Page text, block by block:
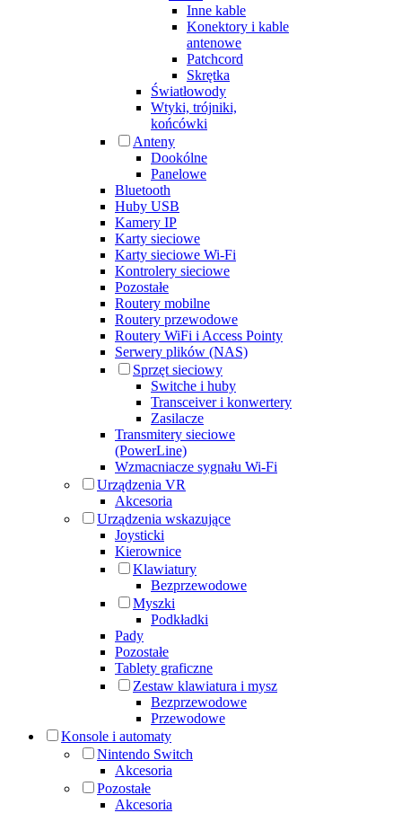
Inne kable
Konektory i kable
antenowe
Patchcord
Skrętka
Światłowody
Wtyki, trójniki,
końcówki
Anteny
Dookólne
Panelowe
Bluetooth
Huby USB
Kamery IP
Karty sieciowe
Karty sieciowe Wi-Fi
Kontrolery sieciowe
Pozostałe
Routery mobilne
Routery przewodowe
Routery WiFi i Access Pointy
Serwery plików (NAS)
Sprzęt sieciowy
Switche i huby
Transceiver i konwertery
Zasilacze
Transmitery sieciowe
(PowerLine)
Wzmacniacze sygnału Wi-Fi
Urządzenia VR
Akcesoria
Urządzenia wskazujące
Joysticki
Kierownice
Klawiatury
Bezprzewodowe
Myszki
Podkładki
Pady
Pozostałe
Tablety graficzne
Zestaw klawiatura i mysz
Bezprzewodowe
Przewodowe
Konsole i automaty
Nintendo Switch
Akcesoria
Pozostałe
Akcesoria